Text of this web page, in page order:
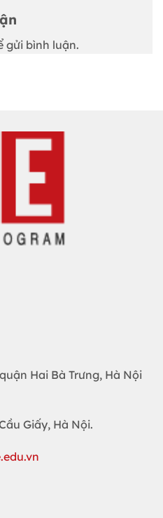
gửi bình luận.
Hai Bà Trưng, Hà Nội
Giấy, Hà Nội.